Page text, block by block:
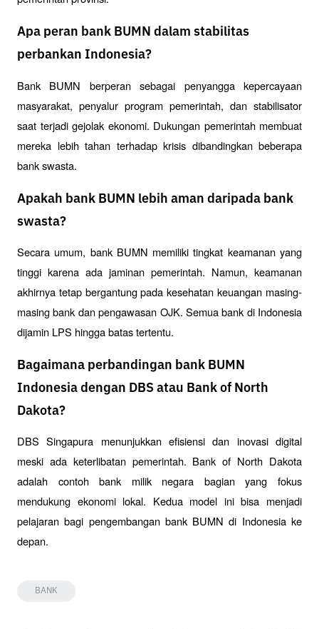
Apa peran bank BUMN dalam stabilitas
perbankan Indonesia?
Bank BUMN berperan sebagai penyangga kepercayaan
masyarakat, penyalur program pemerintah, dan stabilisator
saat terjadi gejolak ekonomi. Dukungan pemerintah membuat
mereka lebih tahan terhadap krisis dibandingkan beberapa
bank swasta.
Apakah bank BUMN lebih aman daripada bank
swasta?
Secara umum, bank BUMN memiliki tingkat keamanan yang
tinggi karena ada jaminan pemerintah. Namun, keamanan
akhirnya tetap bergantung pada kesehatan keuangan masing-
masing bank dan pengawasan OJK. Semua bank di Indonesia
dijamin LPS hingga batas tertentu.
Bagaimana perbandingan bank BUMN
Indonesia dengan DBS atau Bank of North
Dakota?
DBS Singapura menunjukkan efisiensi dan inovasi digital
meski ada keterlibatan pemerintah. Bank of North Dakota
adalah contoh bank milik negara bagian yang fokus
mendukung ekonomi lokal. Kedua model ini bisa menjadi
pelajaran bagi pengembangan bank BUMN di Indonesia ke
depan.
BANK